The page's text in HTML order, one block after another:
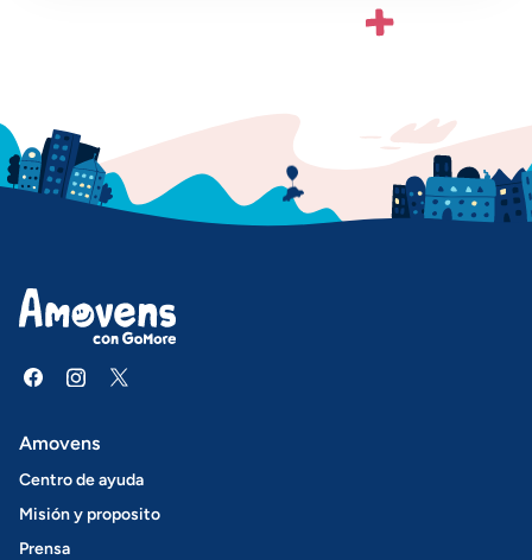
Amovens
Centro de ayuda
Misión y proposito
Prensa